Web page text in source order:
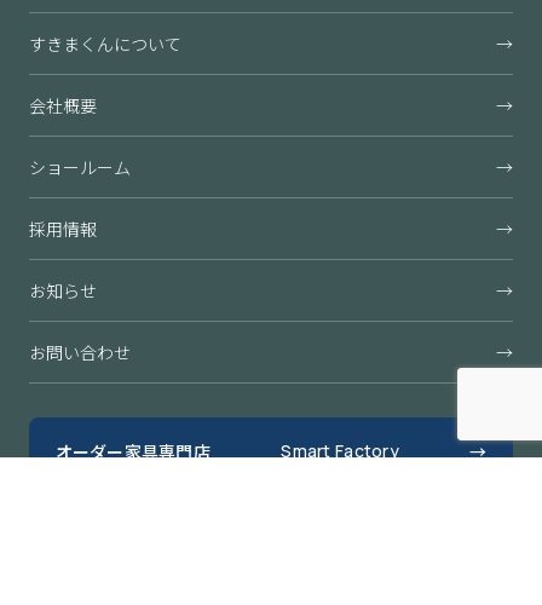
すきまくんについて →
会社概要 →
ショールーム →
採用情報 →
お知らせ →
お問い合わせ →
オーダー家具専門店 Smart Factory →